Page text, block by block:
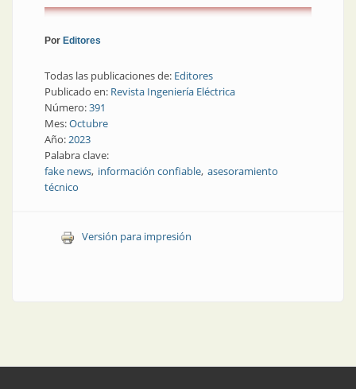
Por Editores
Todas las publicaciones de: Editores
Publicado en: Revista Ingeniería Eléctrica
Número:391
Mes:Octubre
Año:2023
Palabra clave:
fake news información confiable asesoramiento
técnico
Versión para impresión